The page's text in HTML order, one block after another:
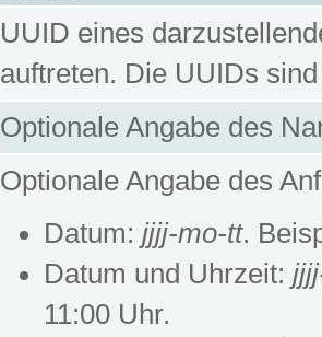
UUID eines
auftreten. Die UUIDs
Optionale Angabe des
Optionale Angabe des
Datum: jjjj-mo-tt.
Datum und Uhrzeit:
11:00 Uhr.